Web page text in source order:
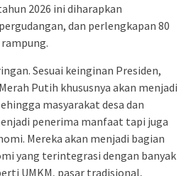
2026 ini diharapkan
dan perlengkapan 80
Sesuai keinginan Presiden,
Putih khususnya akan menjadi
masyarakat desa dan
penerima manfaat tapi juga
Mereka akan menjadi bagian
yang terintegrasi dengan banyak
UMKM, pasar tradisional,